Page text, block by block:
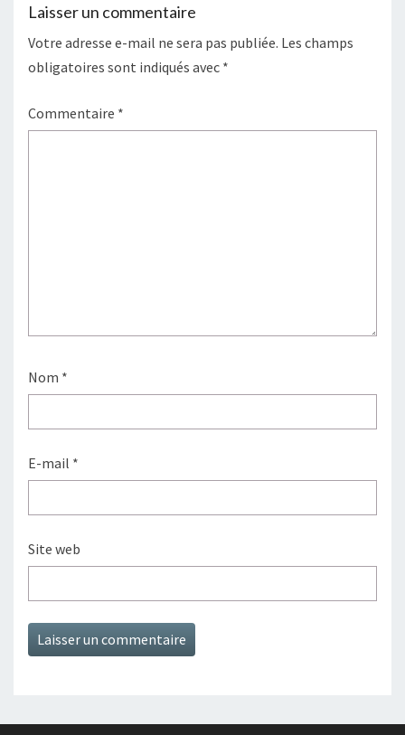
Laisser un commentaire
Votre adresse e-mail ne sera pas publiée. Les champs
obligatoires sont indiqués avec *
Commentaire *
Nom *
E-mail *
Site web